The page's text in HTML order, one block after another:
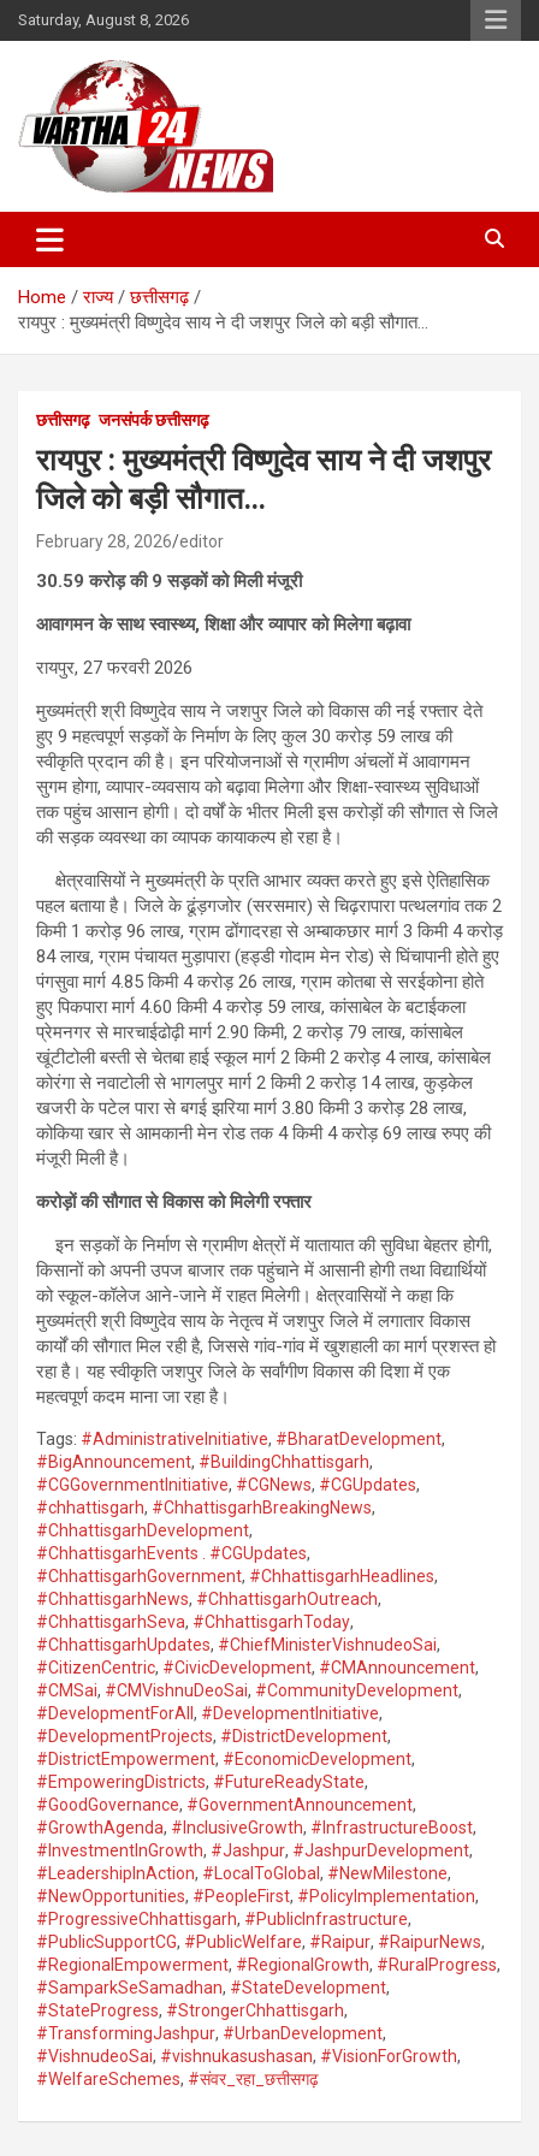
Skip
to
Saturday, August 8, 2026
Vartha 24
Home राज्य
छत्तीसगढ़
रायपुर : मुख्यमंत्री विष्णुदेव साय ने दी जशपुर जिले को बड़ी सौगात…
छत्तीसगढ़ जनसंपर्क छत्तीसगढ़
रायपुर : मुख्यमंत्री विष्णुदेव साय ने दी जशपुर
जिले को बड़ी सौगात…
February 28, 2026 editor
30.59 करोड़ की 9 सड़कों को मिली मंजूरी
आवागमन के साथ स्वास्थ्य, शिक्षा और व्यापार को मिलेगा बढ़ावा
रायपुर, 27 फरवरी 2026
मुख्यमंत्री श्री विष्णुदेव साय ने जशपुर जिले को विकास की नई रफ्तार देते
हुए 9 महत्वपूर्ण सड़कों के निर्माण के लिए कुल 30 करोड़ 59 लाख की
स्वीकृति प्रदान की है। इन परियोजनाओं से ग्रामीण अंचलों में आवागमन
सुगम होगा, व्यापार-व्यवसाय को बढ़ावा मिलेगा और शिक्षा-स्वास्थ्य सुविधाओं
तक पहुंच आसान होगी। दो वर्षों के भीतर मिली इस करोड़ों की सौगात से जिले
की सड़क व्यवस्था का व्यापक कायाकल्प हो रहा है।
क्षेत्रवासियों ने मुख्यमंत्री के प्रति आभार व्यक्त करते हुए इसे ऐतिहासिक
पहल बताया है। जिले के ढूंड़गजोर (सरसमार) से चिढ़रापारा पत्थलगांव तक 2
किमी 1 करोड़ 96 लाख, ग्राम ढोंगादरहा से अम्बाकछार मार्ग 3 किमी 4 करोड़
84 लाख, ग्राम पंचायत मुड़ापारा (हड्डी गोदाम मेन रोड) से घिंचापानी होते हुए
पंगसुवा मार्ग 4.85 किमी 4 करोड़ 26 लाख, ग्राम कोतबा से सरईकोना होते
हुए पिकपारा मार्ग 4.60 किमी 4 करोड़ 59 लाख, कांसाबेल के बटाईकला
प्रेमनगर से मारचाईढोढ़ी मार्ग 2.90 किमी, 2 करोड़ 79 लाख, कांसाबेल
खूंटीटोली बस्ती से चेतबा हाई स्कूल मार्ग 2 किमी 2 करोड़ 4 लाख, कांसाबेल
कोरंगा से नवाटोली से भागलपुर मार्ग 2 किमी 2 करोड़ 14 लाख, कुड़केल
खजरी के पटेल पारा से बगई झरिया मार्ग 3.80 किमी 3 करोड़ 28 लाख,
कोकिया खार से आमकानी मेन रोड तक 4 किमी 4 करोड़ 69 लाख रुपए की
मंजूरी मिली है।
करोड़ों की सौगात से विकास को मिलेगी रफ्तार
इन सड़कों के निर्माण से ग्रामीण क्षेत्रों में यातायात की सुविधा बेहतर होगी,
किसानों को अपनी उपज बाजार तक पहुंचाने में आसानी होगी तथा विद्यार्थियों
को स्कूल-कॉलेज आने-जाने में राहत मिलेगी। क्षेत्रवासियों ने कहा कि
मुख्यमंत्री श्री विष्णुदेव साय के नेतृत्व में जशपुर जिले में लगातार विकास
कार्यों की सौगात मिल रही है, जिससे गांव-गांव में खुशहाली का मार्ग प्रशस्त हो
रहा है। यह स्वीकृति जशपुर जिले के सर्वांगीण विकास की दिशा में एक
महत्वपूर्ण कदम माना जा रहा है।
Tags: #AdministrativeInitiative, #BharatDevelopment,
#BigAnnouncement, #BuildingChhattisgarh,
#CGGovernmentInitiative, #CGNews, #CGUpdates,
#chhattisgarh, #ChhattisgarhBreakingNews,
#ChhattisgarhDevelopment,
#ChhattisgarhEvents . #CGUpdates,
#ChhattisgarhGovernment, #ChhattisgarhHeadlines,
#ChhattisgarhNews, #ChhattisgarhOutreach,
#ChhattisgarhSeva, #ChhattisgarhToday,
#ChhattisgarhUpdates, #ChiefMinisterVishnudeoSai,
#CitizenCentric, #CivicDevelopment, #CMAnnouncement,
#CMSai, #CMVishnuDeoSai, #CommunityDevelopment,
#DevelopmentForAll , #DevelopmentInitiative,
#DevelopmentProjects, #DistrictDevelopment,
#DistrictEmpowerment, #EconomicDevelopment,
#EmpoweringDistricts, #FutureReadyState,
#GoodGovernance, #GovernmentAnnouncement,
#GrowthAgenda, #InclusiveGrowth, #InfrastructureBoost,
#InvestmentInGrowth, #Jashpur, #JashpurDevelopment,
#LeadershipInAction, #LocalToGlobal , #NewMilestone,
#NewOpportunities, #PeopleFirst, #PolicyImplementation,
#ProgressiveChhattisgarh, #PublicInfrastructure,
#PublicSupportCG, #PublicWelfare, #Raipur, #RaipurNews,
#RegionalEmpowerment, #RegionalGrowth, #RuralProgress,
#SamparkSeSamadhan, #StateDevelopment,
#StateProgress, #StrongerChhattisgarh,
#TransformingJashpur, #UrbanDevelopment,
#VishnudeoSai, #vishnukasushasan, #VisionForGrowth,
#WelfareSchemes, #संवर_रहा_छत्तीसगढ़